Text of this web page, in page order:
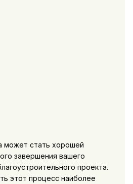
может стать хорошей
завершения вашего
проекта.
этот процесс наиболее